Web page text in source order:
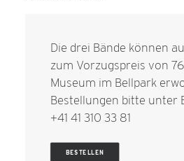
Die drei Bände können
zum Vorzugspreis von
Museum im Bellpark
Bestellungen bitte unter
+41 41 310 33 81
BESTELLEN